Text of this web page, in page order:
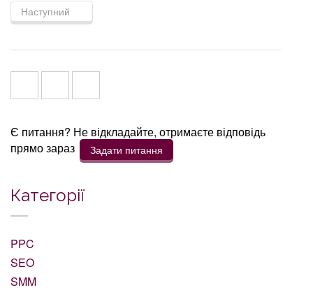
Наступний
Є питання? Не відкладайте, отримаєте відповідь
прямо зараз
Задати питання
Категорії
PPC
SEO
SMM